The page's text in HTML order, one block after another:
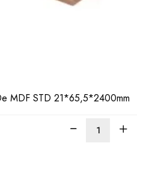
MDF STD 21*65,5*2400mm